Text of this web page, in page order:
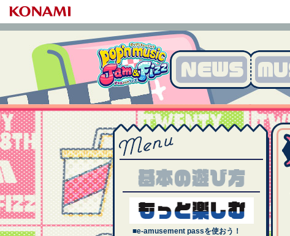
pop'n music Jam&Fiz
MENU
基本のあそびかた
■e-amusement passを使おう！